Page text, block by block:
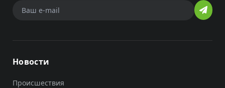
Новости
Происшествия